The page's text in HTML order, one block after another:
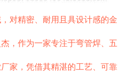
对精密、耐用且具设计感的金
，作为一家专注于弯管焊、五
家，凭借其精湛的工艺、可靠